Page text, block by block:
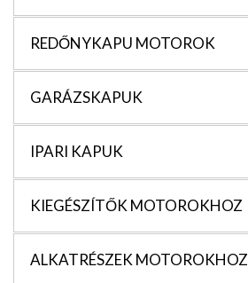
REDŐNYKAPU MOTOROK
GARÁZSKAPUK
IPARI KAPUK
KIEGÉSZÍTŐK MOTOROKHOZ
ALKATRÉSZEK MOTOROKHOZ